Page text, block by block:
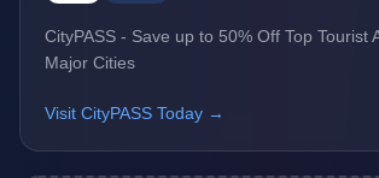
CityPASS - Save up to 50% Off Top Tourist
Major Cities
Visit CityPASS Today →